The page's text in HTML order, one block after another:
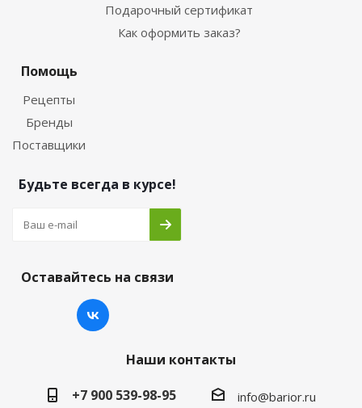
Подарочный сертификат
Как оформить заказ?
Помощь
Рецепты
Бренды
Поставщики
Будьте всегда в курсе!
Оставайтесь на связи
Наши контакты
+7 900 539-98-95
info@barior.ru